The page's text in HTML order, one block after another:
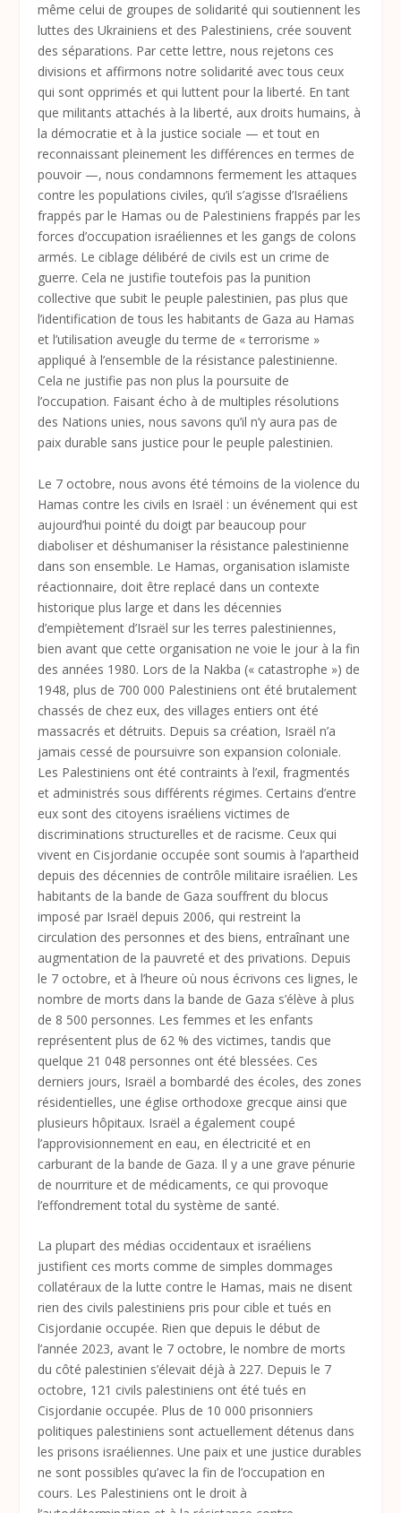
même celui de groupes de solidarité qui soutiennent les
luttes des Ukrainiens et des Palestiniens, crée souvent
des séparations. Par cette lettre, nous rejetons ces
divisions et affirmons notre solidarité avec tous ceux
qui sont opprimés et qui luttent pour la liberté. En tant
que militants attachés à la liberté, aux droits humains, à
la démocratie et à la justice sociale — et tout en
reconnaissant pleinement les différences en termes de
pouvoir —, nous condamnons fermement les attaques
contre les populations civiles, qu’il s’agisse d’Israéliens
frappés par le Hamas ou de Palestiniens frappés par les
forces d’occupation israéliennes et les gangs de colons
armés. Le ciblage délibéré de civils est un crime de
guerre. Cela ne justifie toutefois pas la punition
collective que subit le peuple palestinien, pas plus que
l’identification de tous les habitants de Gaza au Hamas
et l’utilisation aveugle du terme de « terrorisme »
appliqué à l’ensemble de la résistance palestinienne.
Cela ne justifie pas non plus la poursuite de
l’occupation. Faisant écho à de multiples résolutions
des Nations unies, nous savons qu’il n’y aura pas de
paix durable sans justice pour le peuple palestinien.
Le 7 octobre, nous avons été témoins de la violence du
Hamas contre les civils en Israël : un événement qui est
aujourd’hui pointé du doigt par beaucoup pour
diaboliser et déshumaniser la résistance palestinienne
dans son ensemble. Le Hamas, organisation islamiste
réactionnaire, doit être replacé dans un contexte
historique plus large et dans les décennies
d’empiètement d’Israël sur les terres palestiniennes,
bien avant que cette organisation ne voie le jour à la fin
des années 1980. Lors de la Nakba (« catastrophe ») de
1948, plus de 700 000 Palestiniens ont été brutalement
chassés de chez eux, des villages entiers ont été
massacrés et détruits. Depuis sa création, Israël n’a
jamais cessé de poursuivre son expansion coloniale.
Les Palestiniens ont été contraints à l’exil, fragmentés
et administrés sous différents régimes. Certains d’entre
eux sont des citoyens israéliens victimes de
discriminations structurelles et de racisme. Ceux qui
vivent en Cisjordanie occupée sont soumis à l’apartheid
depuis des décennies de contrôle militaire israélien. Les
habitants de la bande de Gaza souffrent du blocus
imposé par Israël depuis 2006, qui restreint la
circulation des personnes et des biens, entraînant une
augmentation de la pauvreté et des privations. Depuis
le 7 octobre, et à l’heure où nous écrivons ces lignes, le
nombre de morts dans la bande de Gaza s’élève à plus
de 8 500 personnes. Les femmes et les enfants
représentent plus de 62 % des victimes, tandis que
quelque 21 048 personnes ont été blessées. Ces
derniers jours, Israël a bombardé des écoles, des zones
résidentielles, une église orthodoxe grecque ainsi que
plusieurs hôpitaux. Israël a également coupé
l’approvisionnement en eau, en électricité et en
carburant de la bande de Gaza. Il y a une grave pénurie
de nourriture et de médicaments, ce qui provoque
l’effondrement total du système de santé.
La plupart des médias occidentaux et israéliens
justifient ces morts comme de simples dommages
collatéraux de la lutte contre le Hamas, mais ne disent
rien des civils palestiniens pris pour cible et tués en
Cisjordanie occupée. Rien que depuis le début de
l’année 2023, avant le 7 octobre, le nombre de morts
du côté palestinien s’élevait déjà à 227. Depuis le 7
octobre, 121 civils palestiniens ont été tués en
Cisjordanie occupée. Plus de 10 000 prisonniers
politiques palestiniens sont actuellement détenus dans
les prisons israéliennes. Une paix et une justice durables
ne sont possibles qu’avec la fin de l’occupation en
cours. Les Palestiniens ont le droit à